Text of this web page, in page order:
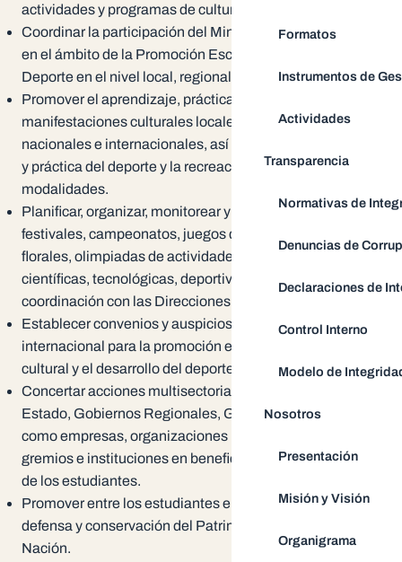
Formatos
Instrumentos de
Actividades
Transparencia
Normativas de
Denuncias de
Declaraciones de
Control Interno
Modelo de
Nosotros
Presentación
Misión y Visión
Organigrama
actividades y programas de cultura y deporte escolar.
Coordinar la participación del Ministerio de Educación
en el ámbito de la Promoción Escolar, la Cultura y el
Deporte en el nivel local, regional y nacional.
Promover el aprendizaje, práctica e identificación con las
manifestaciones culturales locales, regionales,
nacionales e internacionales, así como el conocimiento
y práctica del deporte y la recreación en sus diferentes
modalidades.
Planificar, organizar, monitorear y evaluar concursos,
festivales, campeonatos, juegos deportivos, juegos
florales, olimpiadas de actividades culturales, artísticas,
científicas, tecnológicas, deportivas y recreativas en
coordinación con las Direcciones pertinentes.
Establecer convenios y auspicios a nivel nacional e
internacional para la promoción escolar, la gestión
cultural y el desarrollo del deporte.
Concertar acciones multisectoriales con organismos del
Estado, Gobiernos Regionales, Gobiernos Locales, así
como empresas, organizaciones no gubernamentales,
gremios e instituciones en beneficio de las actividades
de los estudiantes.
Promover entre los estudiantes el conocimiento,
defensa y conservación del Patrimonio Cultural de la
Nación.